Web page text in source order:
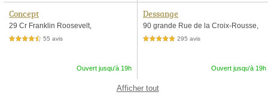
Concept
29 Cr Franklin Roosevelt,
4,5 étoiles sur 5 55 avis
Ouvert jusqu'à 19h
Dessange
90 grande Rue de la Croix-Rousse,
5,0 étoiles sur 5 295 avis
Ouvert jusqu'à 19h
Afficher tout